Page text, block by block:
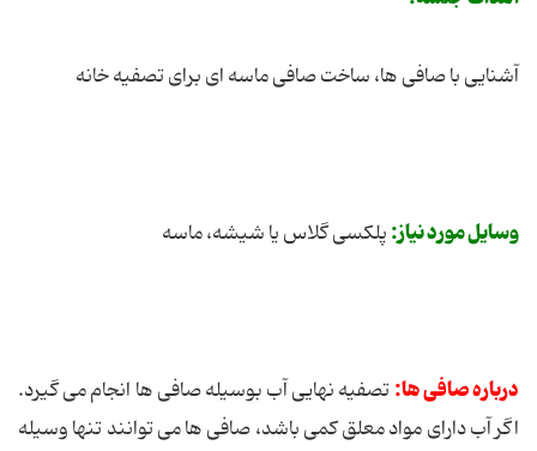
آشنایی با صافی ها، ساخت صافی ماسه ای برای تصفیه خانه
وسایل مورد نیاز:پلکسی گلاس یا شیشه، ماسه
درباره صافی ها:تصفیه نهایی آب بوسیله صافی ها انجام می گیرد.
اگر آب دارای مواد معلق کمی باشد، صافی ها می توانند تنها وسیله